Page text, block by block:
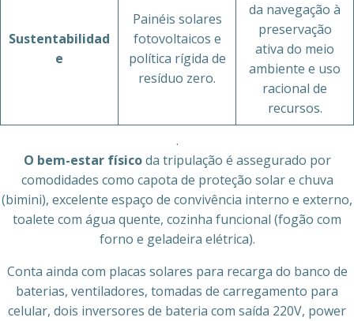
Sustentabilidad
e
Painéis solares
fotovoltaicos e
política rígida de
resíduo zero.
da navegação à
preservação
ativa do meio
ambiente e uso
racional de
recursos.
.
O bem-estar físicoda tripulação é assegurado por
comodidades como capota de proteção solar e chuva
(bimini), excelente espaço de convivência interno e externo,
toalete com água quente, cozinha funcional (fogão com
forno e geladeira elétrica).
Conta ainda com placas solares para recarga do banco de
baterias, ventiladores, tomadas de carregamento para
celular, dois inversores de bateria com saída 220V, power